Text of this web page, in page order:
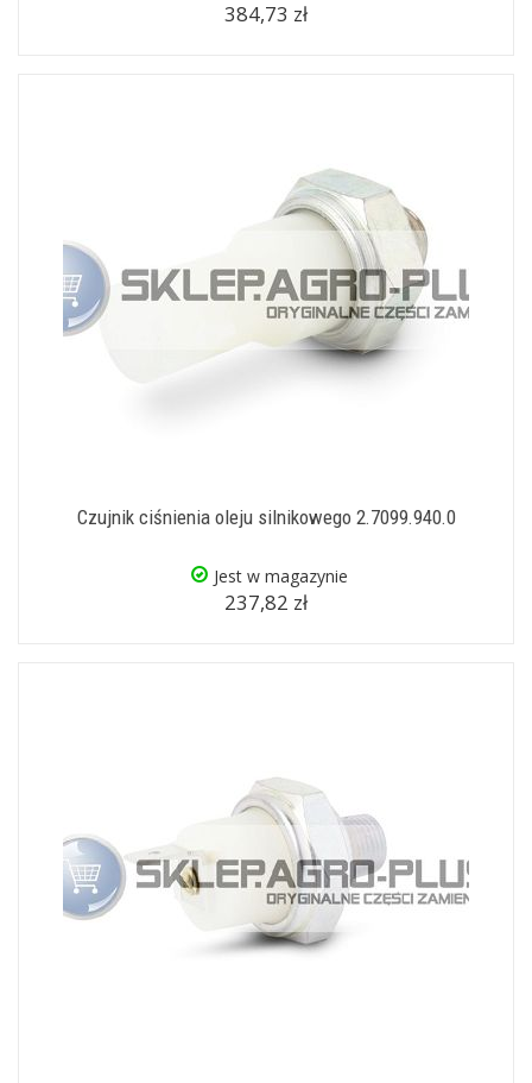
384,73 zł
Czujnik ciśnienia oleju silnikowego 2.7099.940.0
Jest w magazynie
237,82 zł